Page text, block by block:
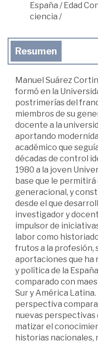
España / Edad
ciencia /
Resumen
Manuel Suárez
formó en la
postrimerías del
miembros de su
docente a la
aportando
académico que
décadas de control
1980 a la joven
base que le
generacional, y
desde el que
investigador y
impulsor de
labor como
frutos a la profesión,
aportaciones que ha
y política de la
comparado con
Sur y América
perspectiva
nuevas perspectivas
matizar el
historias nacionales,